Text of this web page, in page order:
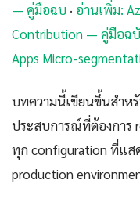
— คู่มือฉบ · อ่านเพิ่ม:
Contribution — คู่มือฉ
Apps Micro-
บทความนี้เขียนขึ้นสำห
ประสบการณ์ที่ต้องการ
ทุก configuration ที่แส
production